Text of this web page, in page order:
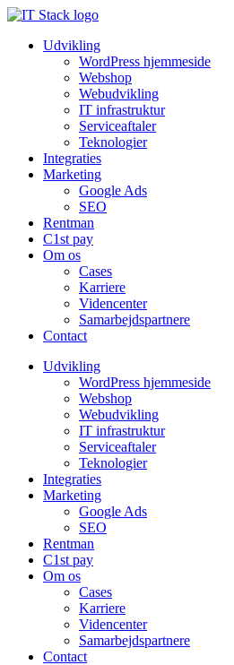
Udvikling
WordPress hjemmeside
Webshop
Webudvikling
IT infrastruktur
Serviceaftaler
Teknologier
Integraties
Marketing
Google Ads
SEO
Rentman
C1st pay
Om os
Cases
Karriere
Videncenter
Samarbejdspartnere
Contact
Udvikling
WordPress hjemmeside
Webshop
Webudvikling
IT infrastruktur
Serviceaftaler
Teknologier
Integraties
Marketing
Google Ads
SEO
Rentman
C1st pay
Om os
Cases
Karriere
Videncenter
Samarbejdspartnere
Contact